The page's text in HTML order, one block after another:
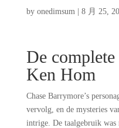
by onedimsum| 8 月 25,
De
Ken Hom
Chase Barrymore’s
vervolg, en de mysteries
intrige. De taalgebruik was